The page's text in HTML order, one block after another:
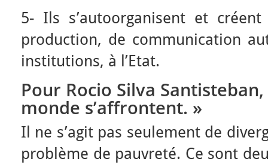
5- Ils s’autoorganisent et
production, de communication
institutions, à l’Etat.
Pour Rocio Silva
monde s’affrontent. »
Il ne s’agit pas seulement de
problème de pauvreté. Ce sont